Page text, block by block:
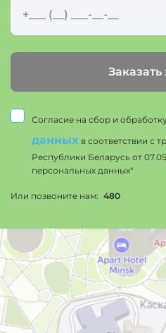
Заказать
Или позвоните нам: 480
Согласие на сбор и
данных в соответствии с
Республики Беларусь от
персональных данных"